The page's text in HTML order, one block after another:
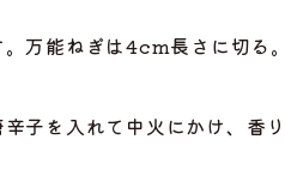
万能ねぎは4cm長さに切る。
子を入れて中火にかけ、香